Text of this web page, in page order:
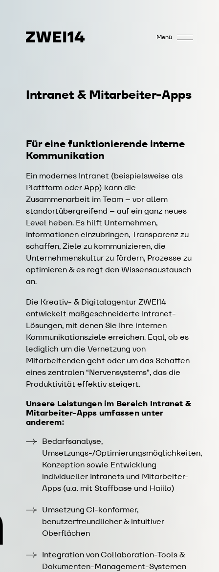
Menü
Intranet & Mitarbeiter-Apps
Für eine funktionierende interne
Kommunikation
Ein modernes Intranet (beispielsweise als
Plattform oder App) kann die
Zusammenarbeit im Team – vor allem
standortübergreifend – auf ein ganz neues
Level heben. Es hilft Unternehmen,
Informationen einzubringen, Transparenz zu
schaffen, Ziele zu kommunizieren, die
Unternehmenskultur zu fördern, Prozesse zu
optimieren & es regt den Wissensaustausch
an.
Die Kreativ- & Digitalagentur ZWEI14
entwickelt maßgeschneiderte Intranet-
Lösungen, mit denen Sie Ihre internen
Kommunikationsziele erreichen. Egal, ob es
lediglich um die Vernetzung von
Mitarbeitenden geht oder um das Schaffen
eines zentralen “Nervensystems”, das die
Produktivität effektiv steigert.
Unsere Leistungen im Bereich Intranet &
Mitarbeiter-Apps umfassen unter
anderem:
Bedarfsanalyse,
Umsetzungs-/Optimierungsmöglichkeiten,
Konzeption sowie Entwicklung
individueller Intranets und Mitarbeiter-
Apps (u.a. mit Staffbase und Haiilo)
Umsetzung CI-konformer,
benutzerfreundlicher & intuitiver
Oberflächen
Integration von Collaboration-Tools &
Dokumenten-Management-Systemen